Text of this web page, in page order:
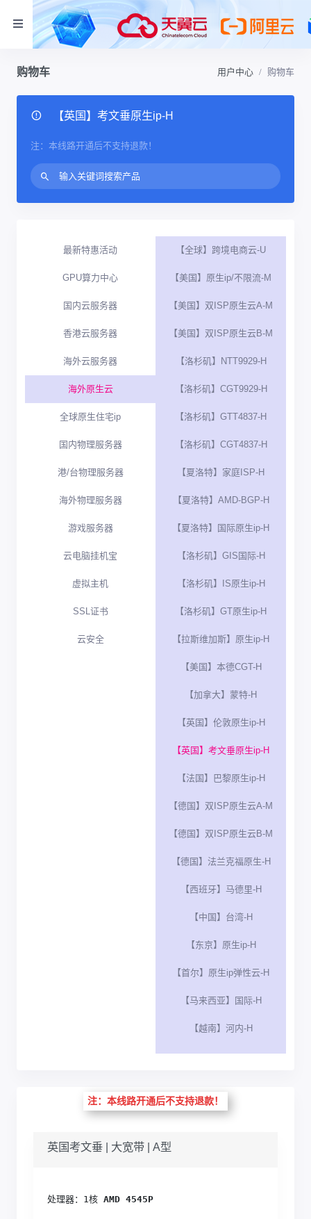
购物车 用户中心 购物车
【英国】考文垂原生ip-H
注：本线路开通后不支持退款！
最新特惠活动
GPU算力中心
国内云服务器
香港云服务器
海外云服务器
海外原生云
全球原生住宅ip
国内物理服务器
港/台物理服务器
海外物理服务器
游戏服务器
云电脑挂机宝
虚拟主机
SSL证书
云安全
【全球】跨境电商云-U
【美国】原生ip/不限流-M
【美国】双ISP原生云A-M
【美国】双ISP原生云B-M
【洛杉矶】NTT9929-H
【洛杉矶】CGT9929-H
【洛杉矶】GTT4837-H
【洛杉矶】CGT4837-H
【夏洛特】家庭ISP-H
【夏洛特】AMD-BGP-H
【夏洛特】国际原生ip-H
【洛杉矶】GIS国际-H
【洛杉矶】IS原生ip-H
【洛杉矶】GT原生ip-H
【拉斯维加斯】原生ip-H
【美国】本德CGT-H
【加拿大】蒙特-H
【英国】伦敦原生ip-H
【英国】考文垂原生ip-H
【法国】巴黎原生ip-H
【德国】双ISP原生云A-M
【德国】双ISP原生云B-M
【德国】法兰克福原生-H
【西班牙】马德里-H
【中国】台湾-H
【东京】原生ip-H
【首尔】原生ip弹性云-H
【马来西亚】国际-H
【越南】河内-H
注：本线路开通后不支持退款！
英国考文垂 | 大宽带 | A型
处理器：1核 AMD 4545P